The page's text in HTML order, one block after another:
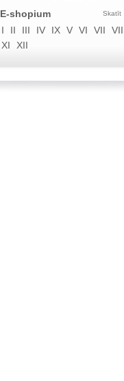
E-shopium Skatīt
I II III IV IX V VI VII
XI
XII